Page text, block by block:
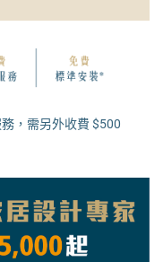
，需另外收費 $500